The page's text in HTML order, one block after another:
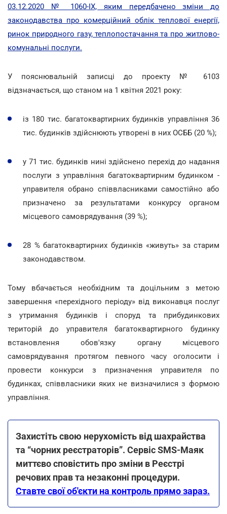
03.12.2020 № 1060-IX, яким передбачено зміни до
законодавства про комерційний облік теплової енергії,
ринок природного газу, теплопостачання та про житлово-
комунальні послуги.
У пояснювальній записці до проекту № 6103
відзначається, що станом на 1 квітня 2021 року:
із 180 тис. багатоквартирних будинків управління 36
тис. будинків здійснюють утворені в них ОСББ (20 %);
у 71 тис. будинків нині здійснено перехід до надання
послуги з управління багатоквартирним будинком -
управителя обрано співвласниками самостійно або
призначено за результатами конкурсу органом
місцевого самоврядування (39 %);
28 % багатоквартирних будинків «живуть» за старим
законодавством.
Тому вбачається необхідним та доцільним з метою
завершення «перехідного періоду» від виконавця послуг
з утримання будинків і споруд та прибудинкових
територій до управителя багатоквартирного будинку
встановлення обов'язку органу місцевого
самоврядування протягом певного часу оголосити і
провести конкурси з призначення управителя по
будинках, співвласники яких не визначилися з формою
управління.
Захистіть свою нерухомість від шахрайства
та “чорних реєстраторів”. Сервіс SMS-Маяк
миттєво сповістить про зміни в Реєстрі
речових прав та незаконні процедури.
Ставте свої об'єкти на контроль прямо зараз.